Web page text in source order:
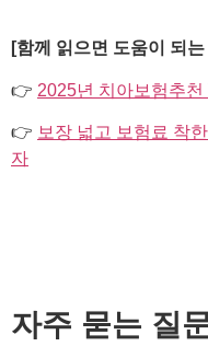
[함께 읽으면 도움이 되
👉 2025년 치아보험추
👉 보장 넓고 보험료 착
자
자주 묻는 질